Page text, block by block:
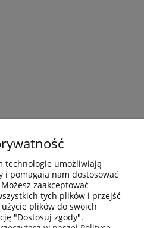
i dostawa
technologie umożliwiają
i pomagają nam dostosować
zaakceptować
tych plików i przejść
plików do swoich
"Dostosuj zgody".